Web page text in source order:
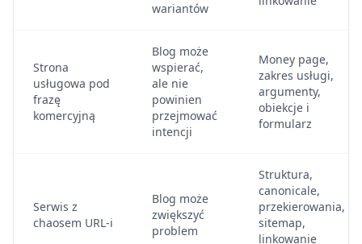
wariantów
Strona
usługowa pod
frazę
komercyjną
Blog może
wspierać,
ale nie
powinien
przejmować
intencji
Money page,
zakres usługi,
argumenty,
obiekcje i
formularz
Serwis z
chaosem URL-i
Blog może
zwiększyć
problem
Struktura,
canonicale,
przekierowania,
sitemap,
linkowanie